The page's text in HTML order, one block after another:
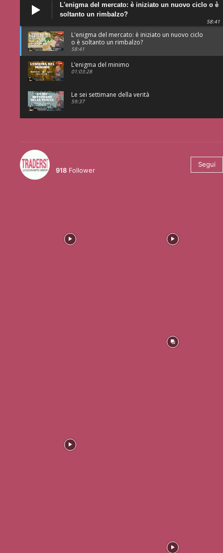
L'enigma del mercato: è iniziato un nuovo ciclo o è
soltanto un rimbalzo?
58:41
L'enigma del mercato: è iniziato un nuovo ciclo
o è soltanto un rimbalzo?
58:41
L’enigma del minimo
01:03:28
Le sei settimane della verità
59:37
918 Follower
Segui